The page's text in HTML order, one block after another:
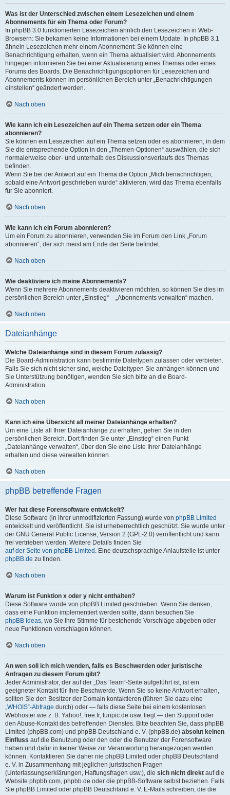
Was ist der Unterschied zwischen einem Lesezeichen und einem
Abonnements für ein Thema oder Forum?
In phpBB 3.0 funktionierten Lesezeichen ähnlich den Lesezeichen in Web-
Browsern: Sie bekamen keine Informationen bei einem Update. In phpBB 3.1
ähneln Lesezeichen mehr einem Abonnement: Sie können eine
Benachrichtigung erhalten, wenn ein Thema aktualisiert wird. Abonnements
hingegen informieren Sie bei einer Aktualisierung eines Themas oder eines
Forums des Boards. Die Benachrichtigungsoptionen für Lesezeichen und
Abonnements können im persönlichen Bereich unter „Benachrichtigungen
einstellen“ geändert werden.
Nach oben
Wie kann ich ein Lesezeichen auf ein Thema setzen oder ein Thema
abonnieren?
Sie können ein Lesezeichen auf ein Thema setzen oder es abonnieren, in dem
Sie die entsprechende Option in den „Themen-Optionen“ auswählen, die sich
normalerweise ober- und unterhalb des Diskussionsverlaufs des Themas
befinden.
Wenn Sie bei der Antwort auf ein Thema die Option „Mich benachrichtigen,
sobald eine Antwort geschrieben wurde“ aktivieren, wird das Thema ebenfalls
für Sie abonniert.
Nach oben
Wie kann ich ein Forum abonnieren?
Um ein Forum zu abonnieren, verwenden Sie im Forum den Link „Forum
abonnieren“, der sich meist am Ende der Seite befindet.
Nach oben
Wie deaktiviere ich meine Abonnements?
Wenn Sie mehrere Abonnements deaktivieren möchten, so können Sie dies im
persönlichen Bereich unter „Einstieg“ – „Abonnements verwalten“ machen.
Nach oben
Dateianhänge
Welche Dateianhänge sind in diesem Forum zulässig?
Die Board-Administration kann bestimmte Dateitypen zulassen oder verbieten.
Falls Sie sich nicht sicher sind, welche Dateitypen Sie anhängen können und
Sie Unterstützung benötigen, wenden Sie sich bitte an die Board-
Administration.
Nach oben
Kann ich eine Übersicht all meiner Dateianhänge erhalten?
Um eine Liste all Ihrer Dateianhänge zu erhalten, gehen Sie in den
persönlichen Bereich. Dort finden Sie unter „Einstieg“ einen Punkt
„Dateianhänge verwalten“, über den Sie eine Liste Ihrer Dateianhänge
erhalten und diese verwalten können.
Nach oben
phpBB betreffende Fragen
Wer hat diese Forensoftware entwickelt?
Diese Software (in ihrer unmodifizierten Fassung) wurde von phpBB Limited
entwickelt und veröffentlicht. Sie ist urheberrechtlich geschützt. Sie wurde unter
der GNU General Public License, Version 2 (GPL-2.0) veröffentlicht und kann
frei vertrieben werden. Weitere Details finden Sie
auf der Seite von phpBB Limited . Eine deutschsprachige Anlaufstelle ist unter
phpBB.de zu finden.
Nach oben
Warum ist Funktion x oder y nicht enthalten?
Diese Software wurde von phpBB Limited geschrieben. Wenn Sie denken,
dass eine Funktion implementiert werden sollte, dann besuchen Sie
phpBB Ideas, wo Sie Ihre Stimme für bestehende Vorschläge abgeben oder
neue Funktionen vorschlagen können.
Nach oben
An wen soll ich mich wenden, falls es Beschwerden oder juristische
Anfragen zu diesem Forum gibt?
Jeder Administrator, der auf der „Das Team“-Seite aufgeführt ist, ist ein
geeigneter Kontakt für Ihre Beschwerde. Wenn Sie so keine Antwort erhalten,
sollten Sie den Besitzer der Domain kontaktieren (führen Sie dazu eine
„WHOIS“-Abfrage durch) oder — falls diese Seite bei einem kostenlosen
Webhoster wie z. B. Yahoo!, free.fr, funpic.de usw. liegt — den Support oder
den Abuse-Kontakt des betreffenden Dienstes. Bitte beachten Sie, dass phpBB
Limited (phpBB.com) und phpBB Deutschland e. V. (phpBB.de) absolut keinen
Einfluss auf die Benutzung oder den oder die Benutzer der Forensoftware
haben und dafür in keiner Weise zur Verantwortung herangezogen werden
können. Kontaktieren Sie daher nie phpBB Limited oder phpBB Deutschland
e. V. in Zusammenhang mit jeglichen juristischen Fragen
(Unterlassungserklärungen, Haftungsfragen usw.), die sich nicht direkt auf die
Website phpbb.com, phpbb.de oder die phpBB-Software selbst beziehen. Falls
Sie phpBB Limited oder phpBB Deutschland e. V. E-Mails schreiben, die die